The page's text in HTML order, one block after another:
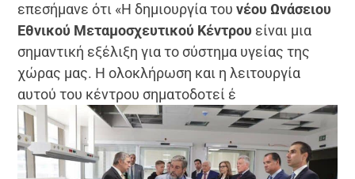
επεσήμανε ότι «Η δημιουργία τουνέου Ωνάσειου
Εθνικού Μεταμοσχευτικού Κέντρου είναι μια
σημαντική εξέλιξη για το σύστημα υγείας της
χώρας μας. Η ολοκλήρωση και η λειτουργία
αυτού του κέντρου σηματοδοτεί έ